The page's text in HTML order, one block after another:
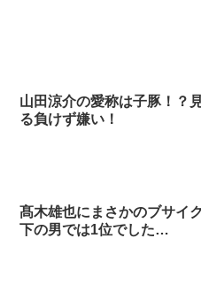
山田涼介の愛称は子豚！？
る負けず嫌い！
髙木雄也にまさかのブサイ
下の男では1位でした…